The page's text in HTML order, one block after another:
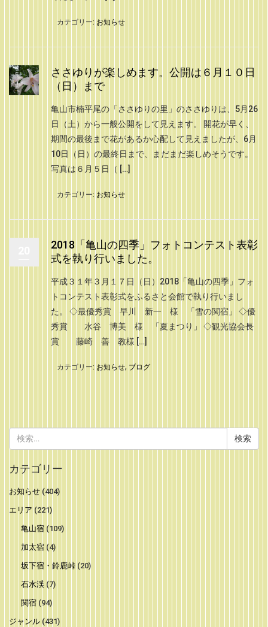
カテゴリー: お知らせ
ささゆりが楽しめます。公開は６月１０日
（日）まで
亀山市楠平尾の「ささゆりの里」のささゆりは、5月26
日（土）から一般公開をして見えます。 開花が早く、
期間の最後まで花があるか心配して見えましたが、6月
10日（日）の最終日まで、まだまだ楽しめそうです。
写真は６月５日（ […]
カテゴリー: お知らせ
2018「亀山の四季」フォトコンテスト表彰
式を執り行いました。
平成３１年３月１７日（日）2018「亀山の四季」フォ
トコンテスト表彰式をふるさと会館で執り行いまし
た。 ◇最優秀賞 早川 新一 様 「雪の関宿」 ◇優
秀賞 水谷 博美 様 「夏まつり」 ◇観光協会長
賞 藤崎 善 教様 […]
カテゴリー: お知らせ, ブログ
索:
カテゴリー
お知らせ (404)
エリア (221)
亀山宿(109)
加太宿(4)
坂下宿・鈴鹿峠(20)
石水渓(7)
関宿(94)
ジャンル (431)